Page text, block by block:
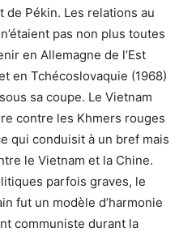
de Pékin. Les relations au
pas non plus toutes
en Allemagne de l’Est
en Tchécoslovaquie (1968)
sa coupe. Le Vietnam
contre les Khmers rouges
qui conduisit à un bref mais
le Vietnam et la Chine.
parfois graves, le
fut un modèle d’harmonie
communiste durant la